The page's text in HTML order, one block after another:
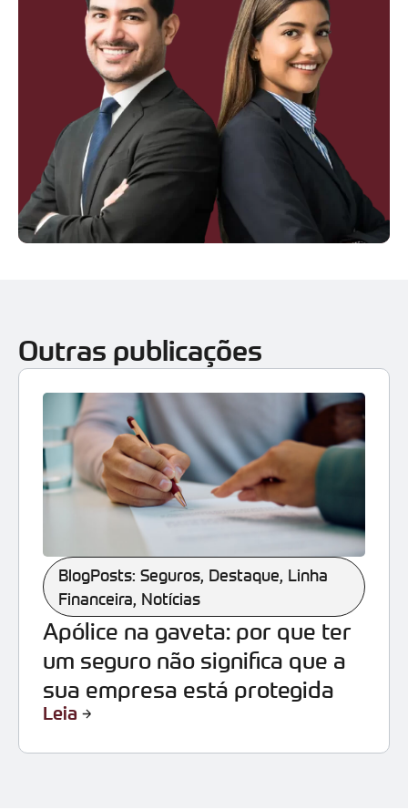
Outras publicações
BlogPosts: Seguros, Destaque, Linha
Financeira, Notícias
Apólice na gaveta: por que ter
um seguro não significa que a
sua empresa está protegida
Leia